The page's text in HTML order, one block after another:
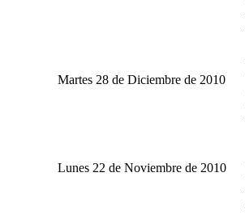
Martes 28 de Diciembre de 2010
Lunes 22 de Noviembre de 2010